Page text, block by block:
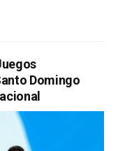
Domingo